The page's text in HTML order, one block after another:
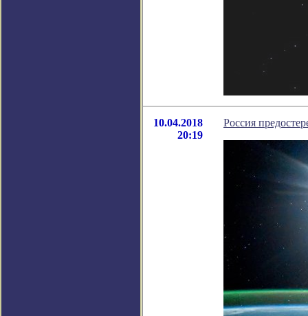
10.04.2018
20:19
Россия